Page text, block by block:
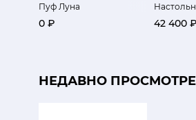
Пуф Луна
0 ₽ 42 400 ₽
НЕДАВНО